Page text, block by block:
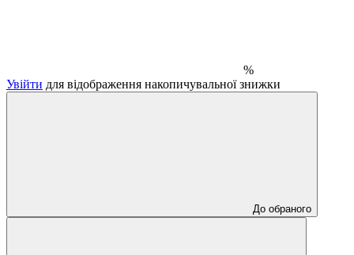
%
Увійти для відображення накопичувальної знижки
До обраного